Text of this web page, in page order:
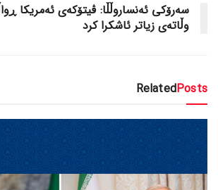
سەرۆکی ئەنساروڵڵا: ڤیتۆکەی ئەمریکا
وڵاتەی زیاتر ئاشکرا کرد
RelatedPosts